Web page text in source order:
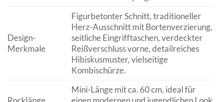
Design-
Merkmale
Figurbetonter Schnitt, traditioneller
Herz-Ausschnitt mit Bortenverzierung,
seitliche Eingrifftaschen, verdeckter
Reißverschluss vorne, detailreiches
Hibiskusmuster, vielseitige
Kombischürze.
Mini-Länge mit ca. 60 cm, ideal für